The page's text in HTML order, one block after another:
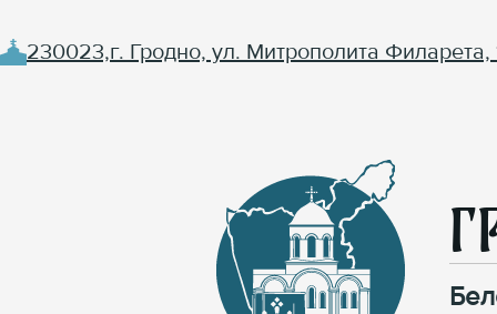
230023,г. Гродно, ул. Митрополита Филарета,